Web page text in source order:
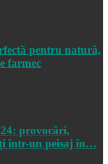
pentru natură,
farmec
provocări,
într-un peisaj în…